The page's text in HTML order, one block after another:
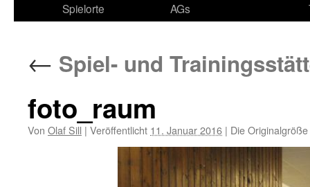
Spielorte
AGs
← Spiel- und
foto_raum
Von Olaf Sill | Veröffentlicht 11. Januar 2016 | Die